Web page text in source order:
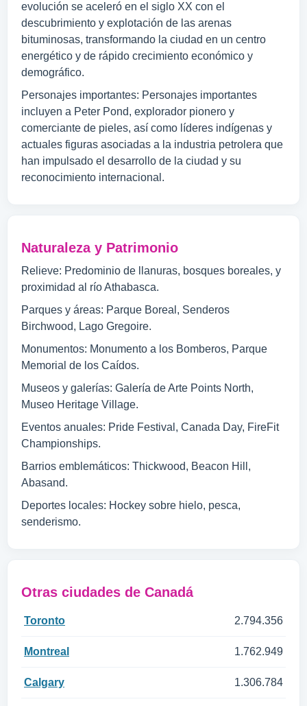
evolución se aceleró en el siglo XX con el
descubrimiento y explotación de las arenas
bituminosas, transformando la ciudad en un centro
energético y de rápido crecimiento económico y
demográfico.
Personajes importantes: Personajes importantes
incluyen a Peter Pond, explorador pionero y
comerciante de pieles, así como líderes indígenas y
actuales figuras asociadas a la industria petrolera que
han impulsado el desarrollo de la ciudad y su
reconocimiento internacional.
Naturaleza y Patrimonio
Relieve: Predominio de llanuras, bosques boreales, y
proximidad al río Athabasca.
Parques y áreas: Parque Boreal, Senderos
Birchwood, Lago Gregoire.
Monumentos: Monumento a los Bomberos, Parque
Memorial de los Caídos.
Museos y galerías: Galería de Arte Points North,
Museo Heritage Village.
Eventos anuales: Pride Festival, Canada Day, FireFit
Championships.
Barrios emblemáticos: Thickwood, Beacon Hill,
Abasand.
Deportes locales: Hockey sobre hielo, pesca,
senderismo.
Otras ciudades de Canadá
Toronto 2.794.356
Montreal 1.762.949
Calgary 1.306.784